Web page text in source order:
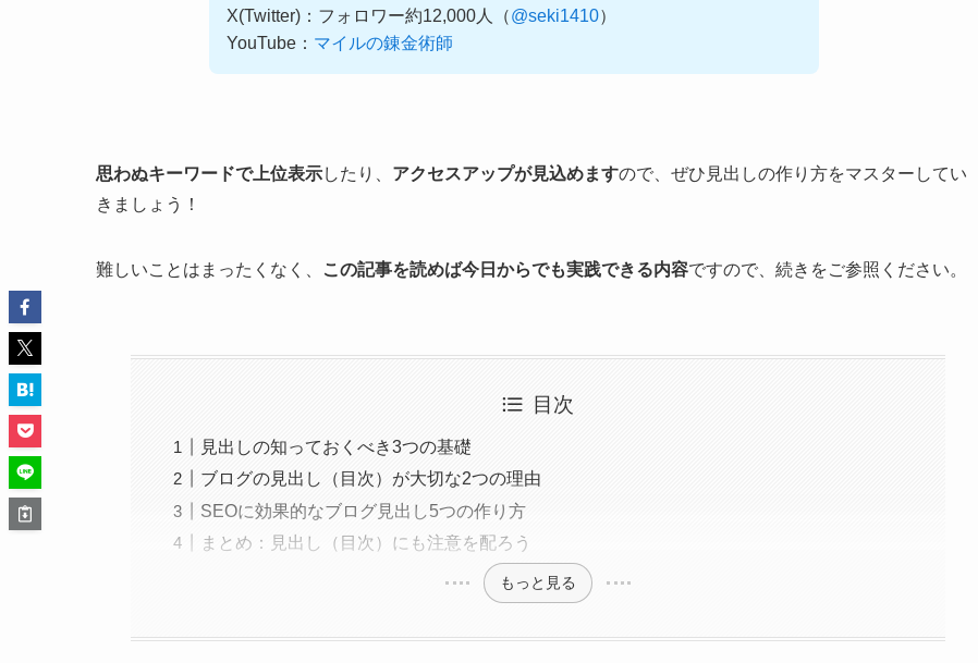
X(Twitter)：フォロワー約12,000人（@seki1410）
YouTube： マイルの錬金術師
思わぬキーワードで上位表示したり、 アクセスアップが見込めますので、ぜひ見出しの作り方をマスターしてい
きましょう！
難しいことはまったくなく、 この記事を読めば今日からでも実践できる内容ですので、続きをご参照ください。
目次
見出しの知っておくべき3つの基礎
ブログの見出し（目次）が大切な2つの理由
SEOに効果的なブログ見出し5つの作り方
まとめ：見出し（目次）にも注意を配ろう
もっと見る